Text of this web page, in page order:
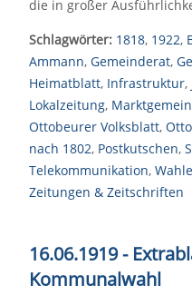
die in großer
Schlagwörter: 1818, 1922,
Ammann, Gemeinderat,
Heimatblatt, Infrastruktur,
Lokalzeitung,
Ottobeurer Volksblatt,
nach 1802, Postkutschen,
Telekommunikation,
Zeitungen & Zeitschriften
16.06.1919 -
Kommunalwahl